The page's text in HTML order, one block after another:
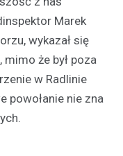
Marek
wykazał się
że był poza
w Radlinie
powołanie nie zna